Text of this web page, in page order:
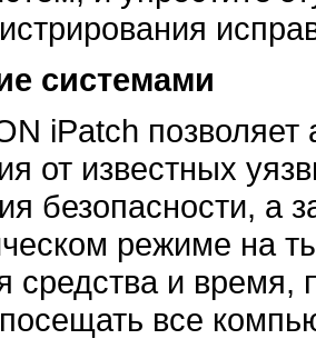
системами
iPatch
от известных
безопасности, а
режиме на
средства и время,
все